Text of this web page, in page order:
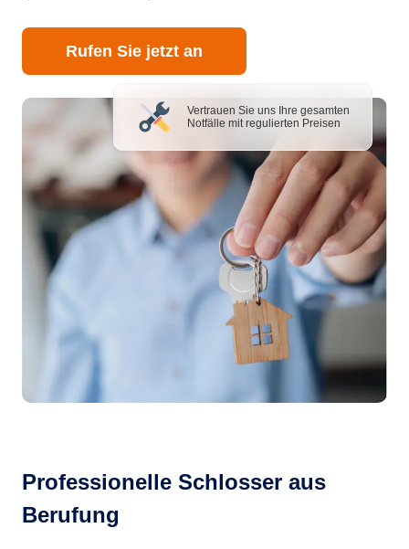
Rufen Sie jetzt an
Vertrauen Sie uns Ihre gesamten
Notfälle mit regulierten Preisen
Professionelle Schlosser aus
Berufung